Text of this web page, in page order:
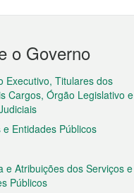
o Governo
Executivo, Titulares dos
Cargos, Órgão Legislativo e
e Entidades Públicos
e Atribuições dos Serviços e
Públicos